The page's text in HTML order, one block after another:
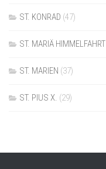
ST. KONRAD (47)
ST. MARIÄ HIMMELFAHRT
ST. MARIEN (37)
ST. PIUS X. (29)